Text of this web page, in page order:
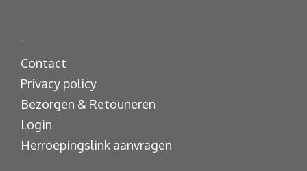
.
Contact
Privacy policy
Bezorgen & Retouneren
Login
Herroepingslink aanvragen